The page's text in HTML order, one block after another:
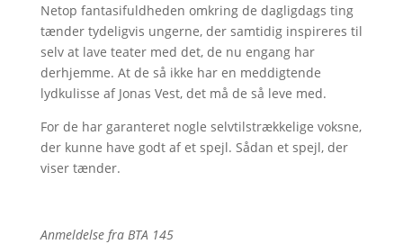
Netop fantasifuldheden omkring de dagligdags ting
tænder tydeligvis ungerne, der samtidig inspireres til
selv at lave teater med det, de nu engang har
derhjemme. At de så ikke har en meddigtende
lydkulisse af Jonas Vest, det må de så leve med.
For de har garanteret nogle selvtilstrækkelige voksne,
der kunne have godt af et spejl. Sådan et spejl, der
viser tænder.
Anmeldelse fra BTA 145